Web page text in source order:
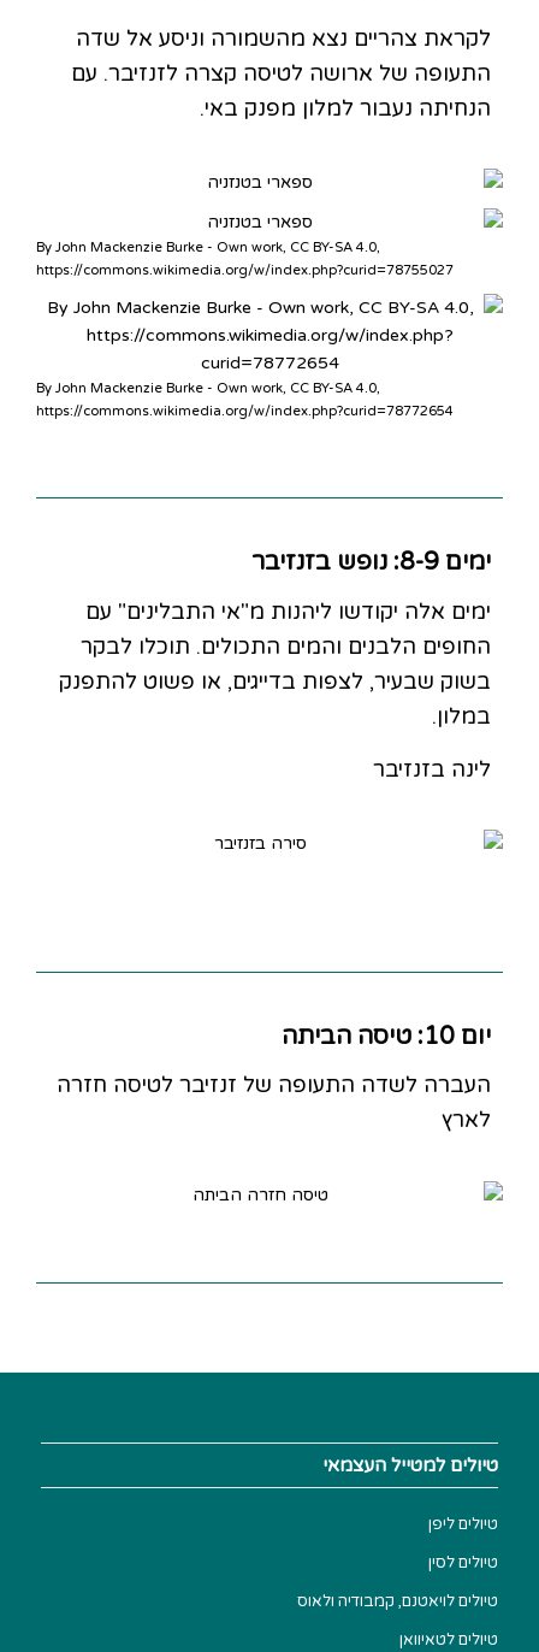
לקראת צהריים נצא מהשמורה וניסע אל שדה
התעופה של ארושה לטיסה קצרה לזנזיבר. עם
הנחיתה נעבור למלון מפנק באי.
By John Mackenzie Burke - Own work, CC BY-SA 4.0,
https://commons.wikimedia.org/w/index.php?curid=78755027
By John Mackenzie Burke - Own work, CC BY-SA 4.0,
https://commons.wikimedia.org/w/index.php?curid=78772654
ימים 8-9: נופש בזנזיבר
ימים אלה יקודשו ליהנות מ"אי התבלינים" עם
החופים הלבנים והמים התכולים. תוכלו לבקר
בשוק שבעיר, לצפות בדייגים, או פשוט להתפנק
במלון.
לינה בזנזיבר
יום 10: טיסה הביתה
העברה לשדה התעופה של זנזיבר לטיסה חזרה
לארץ
טיולים למטייל העצמאי
טיולים ליפן
טיולים לסין
טיולים לויאטנם, קמבודיה ולאוס
טיולים לטאיוואן